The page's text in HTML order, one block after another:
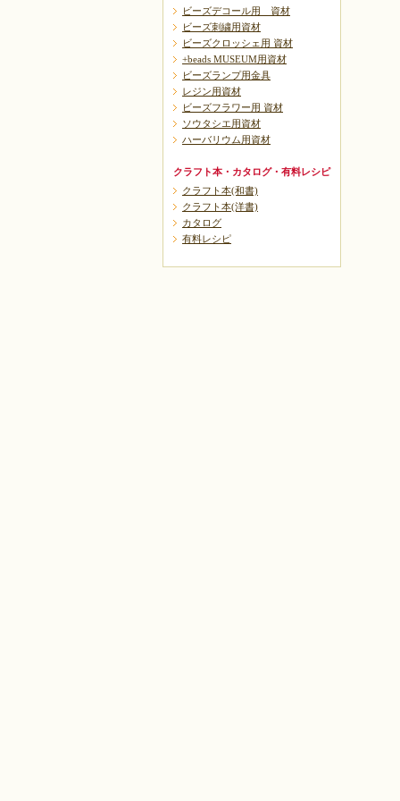
ビーズデコール用 資材
ビーズ刺繍用資材
ビーズクロッシェ用 資材
+beads MUSEUM用資材
ビーズランプ用金具
レジン用資材
ビーズフラワー用 資材
ソウタシエ用資材
ハーバリウム用資材
クラフト本・カタログ・有料レシピ
クラフト本(和書)
クラフト本(洋書)
カタログ
有料レシピ